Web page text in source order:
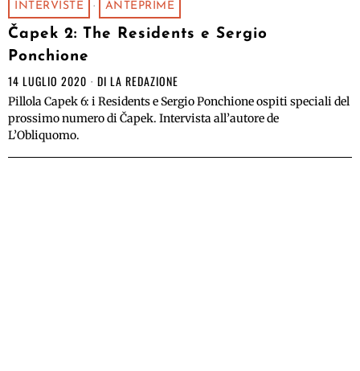
INTERVISTE · ANTEPRIME
Čapek 2: The Residents e Sergio
Ponchione
14 LUGLIO 2020 DI LA REDAZIONE
Pillola Capek 6: i Residents e Sergio Ponchione ospiti speciali del
prossimo numero di Čapek. Intervista all’autore de
L’Obliquomo.